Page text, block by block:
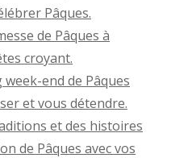
Pâques.
de Pâques à
croyant.
end de Pâques
et vous détendre.
et des histoires
de Pâques avec vos